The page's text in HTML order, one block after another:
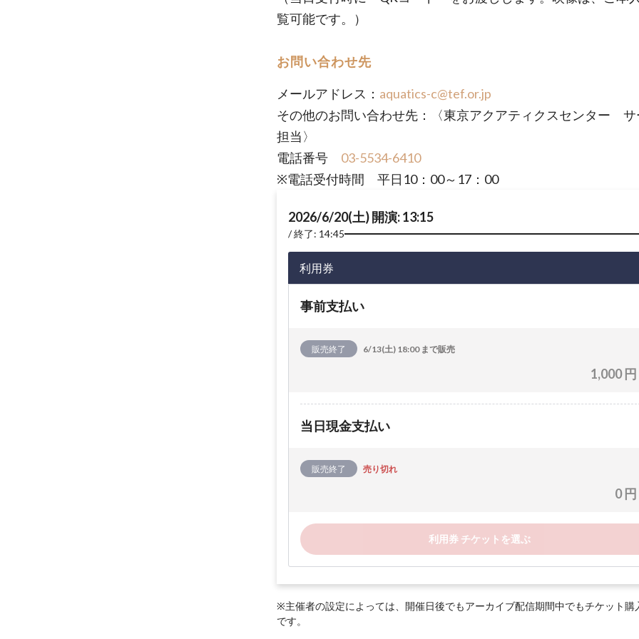
覧可能です。）
お問い合わせ先
メールアドレス： aquatics-c@tef.or.jp
その他のお問い合わせ先：〈東京アクアティクスセンター サ
担当〉
電話番号 03-5534-6410
※電話受付時間 平日10：00～17：00
2026/6/20(土) 開演: 13:15
終了: 14:45
利用券
事前支払い
販売終了 6/13(土) 18:00 まで販売
1,000 円
当日現金支払い
販売終了 売り切れ
0 円
利用券 チケットを選ぶ
※主催者の設定によっては、開催日後でもアーカイブ配信期間中でもチケット購
です。